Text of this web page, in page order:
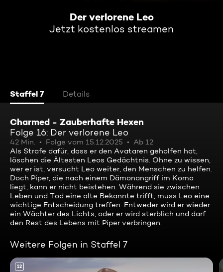
Der verlorene Leo
Jetzt kostenlos streamen
Staffel 7 Details
Charmed - Zauberhafte Hexen
Folge 16: Der verlorene Leo
42 Min. Folge vom 15.12.2025
Ab 12
Als Strafe dafür, dass er den Avataren geholfen hat,
löschen die Ältesten Leos Gedächtnis. Ohne zu wissen,
wer er ist, versucht Leo weiter, den Menschen zu helfen.
Doch Piper, die nach einem Dämonangriff im Koma
liegt, kann er nicht beistehen. Während sie zwischen
Leben und Tod eine alte Bekannte trifft, muss Leo eine
wichtige Entscheidung treffen: Entweder wird er wieder
ein Wächter des Lichts, oder er wird sterblich und darf
den Rest des Lebens mit Piper verbringen.
Weitere Folgen in Staffel 7
12